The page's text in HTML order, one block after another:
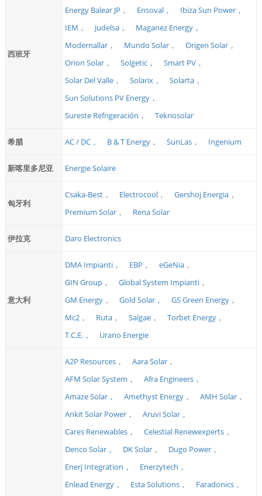
西班牙
Energy Balear JP， Ensoval，
Ibiza Sun Power，
IEM，
Judelsa，
Maganez Energy，
Modernallar，
Mundo Solar，
Origen Solar，
Orion Solar，
Solgetic，
Smart PV，
Solar Del Valle，
Solarix，
Solarta，
Sun Solutions PV Energy，
Sureste Refrigeración，
Teknosolar
希腊 AC / DC， B & T Energy， SunLas， Ingenium
新喀里多尼亚 Energie Solaire
匈牙利
Csaka-Best， Electrocool，
Gershoj Energia，
Premium Solar，
Rena Solar
伊拉克 Daro Electronics
意大利
DMA Impianti， EBP，
eGeNia，
GIN Group，
Global System Impianti，
GM Energy，
Gold Solar，
GS Green Energy，
Mc2，
Ruta， Salgae，
Torbet Energy，
T.C.E.，
Urano Energie
A2P Resources，
Aara Solar，
AFM Solar System，
Afra Engineers，
Amaze Solar，
Amethyst Energy，
AMH Solar，
Ankit Solar Power，
Aruvi Solar，
Cares Renewables，
Celestial Renewexperts，
Denco Solar，
DK Solar，
Dugo Power，
Enerj Integration，
Enerzytech，
Enlead Energy，
Esta Solutions，
Faradonics，